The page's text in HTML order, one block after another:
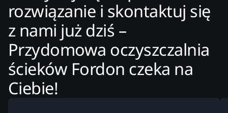
rozwiązanie i skontaktuj się
z nami już dziś –
Przydomowa oczyszczalnia
ścieków Fordon czeka na
Ciebie!